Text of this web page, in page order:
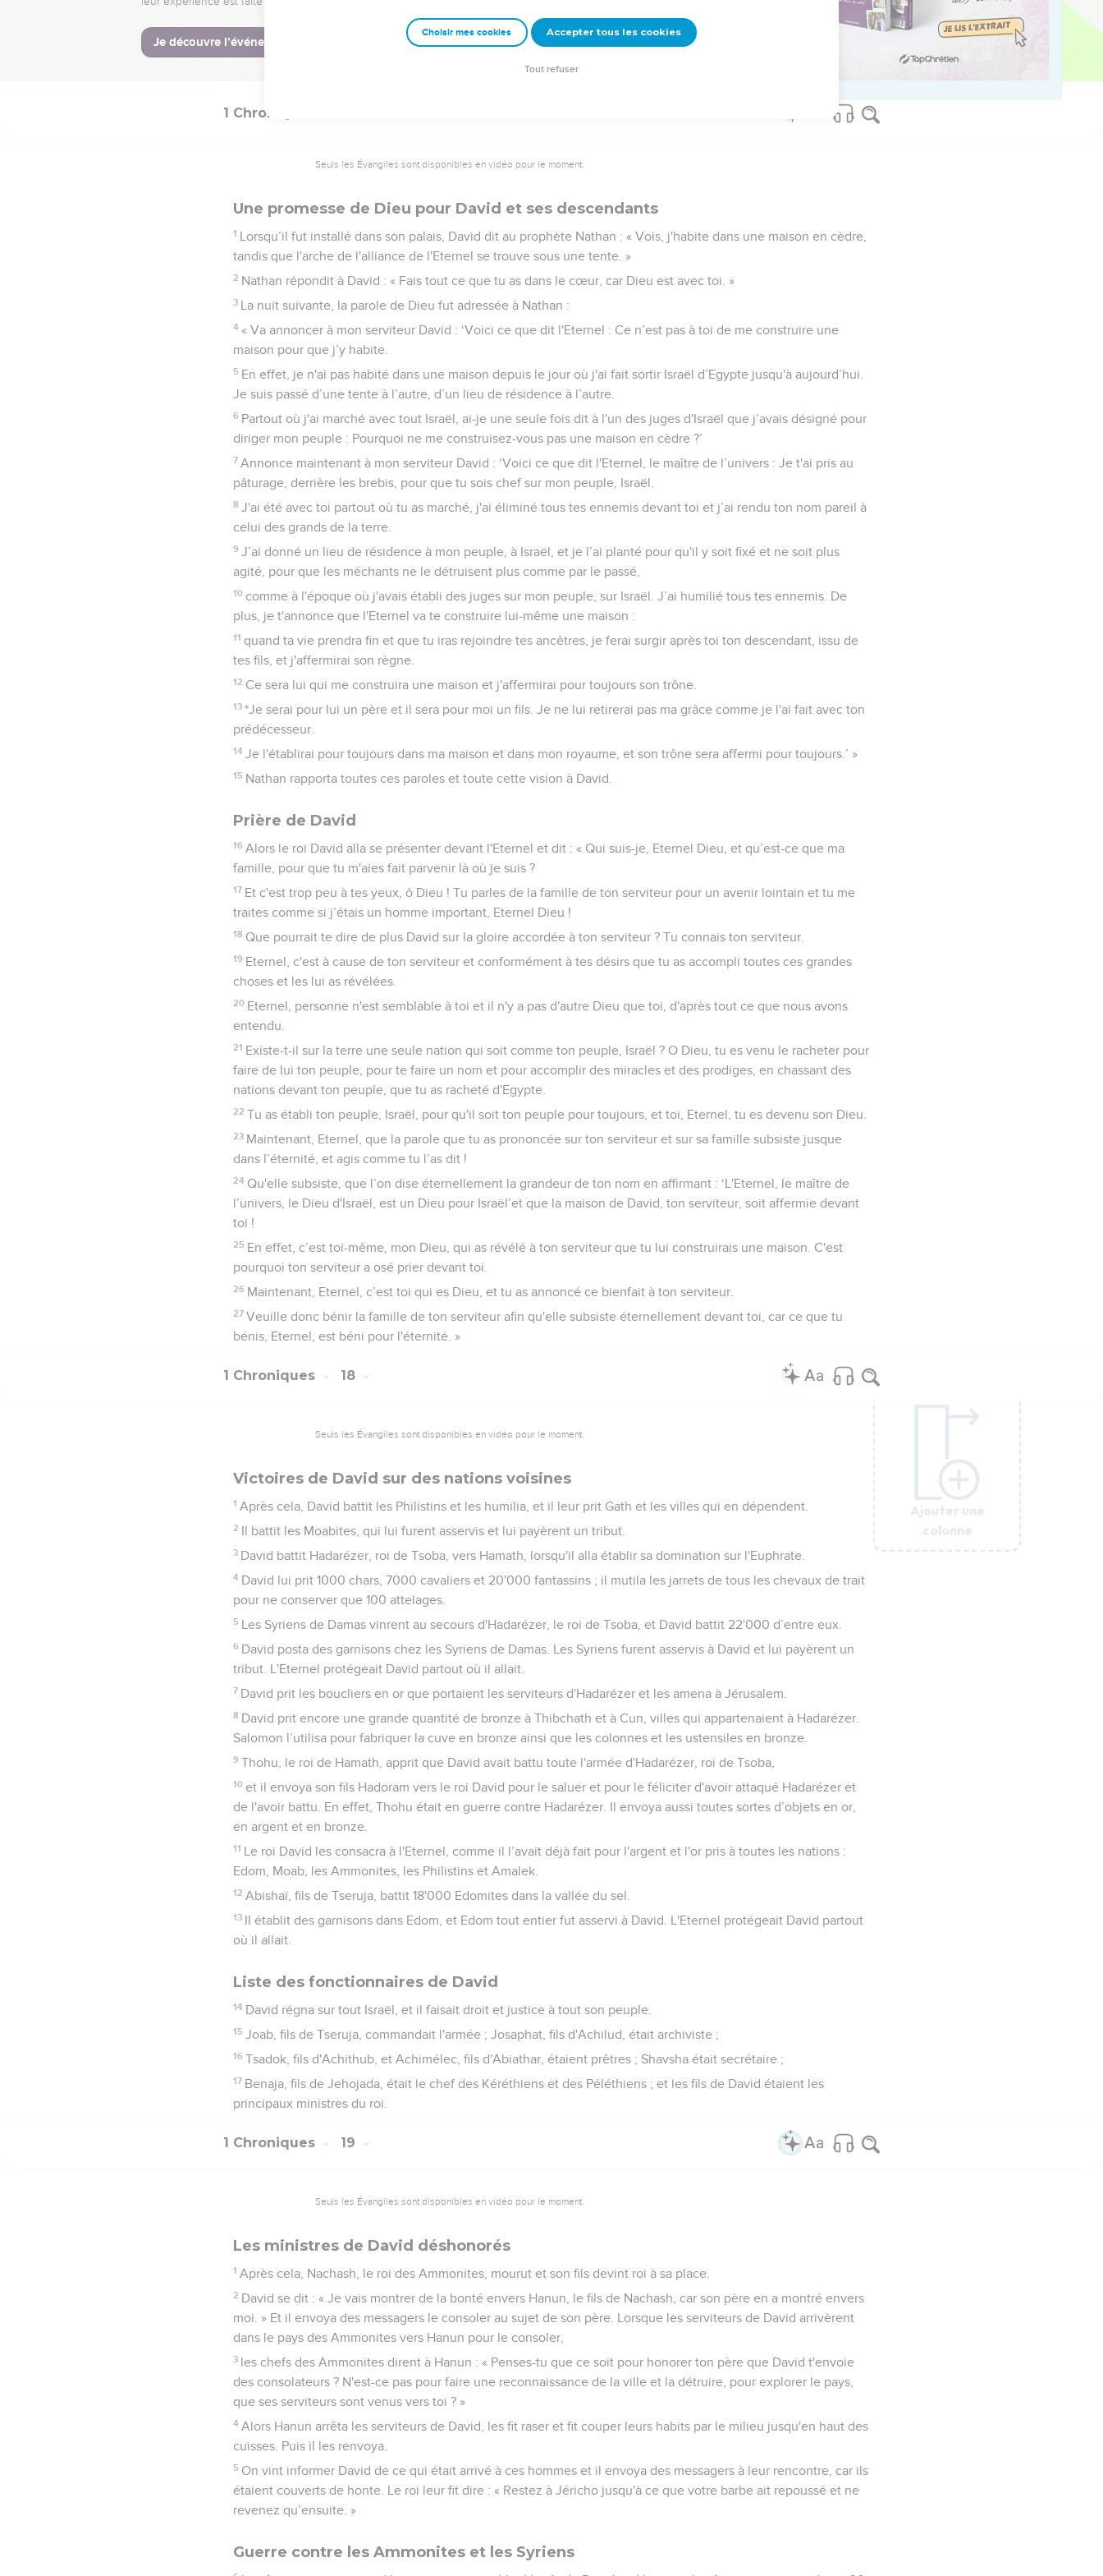
Héman et Jeduthun avaient la charge des trompettes et des cymbales à faire retentir, ainsi que des
instruments pour les chants en l'honneur de Dieu. Quant aux fils de Jeduthun, ils étaient portiers.
Tout le peuple repartit, chacun chez soi, et David retourna chez lui pour bénir sa famille.
Ajouter une
colonne
1 Chroniques
Seuls les Évangiles sont disponibles en vidéo pour le moment.
Une promesse de Dieu pour David et ses descendants
1 Lorsqu’il fut installé dans son palais, David dit au prophète Nathan : « Vois, j'habite dans une maison en cèdre,
tandis que l'arche de l'alliance de l'Eternel se trouve sous une tente. »
2 Nathan répondit à David : « Fais tout ce que tu as dans le cœur, car Dieu est avec toi. »
3 La nuit suivante, la parole de Dieu fut adressée à Nathan :
4 « Va annoncer à mon serviteur David : ‘Voici ce que dit l'Eternel : Ce n’est pas à toi de me construire une
maison pour que j’y habite.
5 En effet, je n'ai pas habité dans une maison depuis le jour où j'ai fait sortir Israël d’Egypte jusqu'à aujourd’hui.
Je suis passé d’une tente à l’autre, d’un lieu de résidence à l’autre.
6 Partout où j'ai marché avec tout Israël, ai-je une seule fois dit à l'un des juges d'Israël que j’avais désigné pour
diriger mon peuple : Pourquoi ne me construisez-vous pas une maison en cèdre ?’
7 Annonce maintenant à mon serviteur David : ‘Voici ce que dit l'Eternel, le maître de l’univers : Je t'ai pris au
pâturage, derrière les brebis, pour que tu sois chef sur mon peuple, Israël.
8 J'ai été avec toi partout où tu as marché, j'ai éliminé tous tes ennemis devant toi et j’ai rendu ton nom pareil à
celui des grands de la terre.
9 J’ai donné un lieu de résidence à mon peuple, à Israël, et je l’ai planté pour qu'il y soit fixé et ne soit plus
agité, pour que les méchants ne le détruisent plus comme par le passé,
10 comme à l'époque où j'avais établi des juges sur mon peuple, sur Israël. J’ai humilié tous tes ennemis. De
plus, je t'annonce que l'Eternel va te construire lui-même une maison :
11 quand ta vie prendra fin et que tu iras rejoindre tes ancêtres, je ferai surgir après toi ton descendant, issu de
tes fils, et j'affermirai son règne.
12 Ce sera lui qui me construira une maison et j'affermirai pour toujours son trône.
13 *Je serai pour lui un père et il sera pour moi un fils. Je ne lui retirerai pas ma grâce comme je l'ai fait avec ton
prédécesseur.
14 Je l'établirai pour toujours dans ma maison et dans mon royaume, et son trône sera affermi pour toujours.’ »
15 Nathan rapporta toutes ces paroles et toute cette vision à David.
Prière de David
16 Alors le roi David alla se présenter devant l'Eternel et dit : « Qui suis-je, Eternel Dieu, et qu’est-ce que ma
famille, pour que tu m'aies fait parvenir là où je suis ?
17 Et c'est trop peu à tes yeux, ô Dieu ! Tu parles de la famille de ton serviteur pour un avenir lointain et tu me
traites comme si j’étais un homme important, Eternel Dieu !
18 Que pourrait te dire de plus David sur la gloire accordée à ton serviteur ? Tu connais ton serviteur.
19 Eternel, c'est à cause de ton serviteur et conformément à tes désirs que tu as accompli toutes ces grandes
choses et les lui as révélées.
20 Eternel, personne n'est semblable à toi et il n'y a pas d'autre Dieu que toi, d'après tout ce que nous avons
entendu.
21 Existe-t-il sur la terre une seule nation qui soit comme ton peuple, Israël ? O Dieu, tu es venu le racheter pour
faire de lui ton peuple, pour te faire un nom et pour accomplir des miracles et des prodiges, en chassant des
nations devant ton peuple, que tu as racheté d'Egypte.
22 Tu as établi ton peuple, Israël, pour qu'il soit ton peuple pour toujours, et toi, Eternel, tu es devenu son Dieu.
23 Maintenant, Eternel, que la parole que tu as prononcée sur ton serviteur et sur sa famille subsiste jusque
dans l’éternité, et agis comme tu l’as dit !
24 Qu'elle subsiste, que l’on dise éternellement la grandeur de ton nom en affirmant : ‘L'Eternel, le maître de
l’univers, le Dieu d'Israël, est un Dieu pour Israël’et que la maison de David, ton serviteur, soit affermie devant
toi !
25 En effet, c’est toi-même, mon Dieu, qui as révélé à ton serviteur que tu lui construirais une maison. C'est
pourquoi ton serviteur a osé prier devant toi.
26 Maintenant, Eternel, c’est toi qui es Dieu, et tu as annoncé ce bienfait à ton serviteur.
27 Veuille donc bénir la famille de ton serviteur afin qu'elle subsiste éternellement devant toi, car ce que tu
bénis, Eternel, est béni pour l'éternité. »
Ajouter une
colonne
1 Chroniques 18
Seuls les Évangiles sont disponibles en vidéo pour le moment.
Victoires de David sur des nations voisines
1 Après cela, David battit les Philistins et les humilia, et il leur prit Gath et les villes qui en dépendent.
2 Il battit les Moabites, qui lui furent asservis et lui payèrent un tribut.
3 David battit Hadarézer, roi de Tsoba, vers Hamath, lorsqu'il alla établir sa domination sur l'Euphrate.
4 David lui prit 1000 chars, 7000 cavaliers et 20'000 fantassins ; il mutila les jarrets de tous les chevaux de trait
pour ne conserver que 100 attelages.
5 Les Syriens de Damas vinrent au secours d'Hadarézer, le roi de Tsoba, et David battit 22'000 d’entre eux.
6 David posta des garnisons chez les Syriens de Damas. Les Syriens furent asservis à David et lui payèrent un
tribut. L'Eternel protégeait David partout où il allait.
7 David prit les boucliers en or que portaient les serviteurs d'Hadarézer et les amena à Jérusalem.
8 David prit encore une grande quantité de bronze à Thibchath et à Cun, villes qui appartenaient à Hadarézer.
Salomon l’utilisa pour fabriquer la cuve en bronze ainsi que les colonnes et les ustensiles en bronze.
9 Thohu, le roi de Hamath, apprit que David avait battu toute l'armée d'Hadarézer, roi de Tsoba,
10 et il envoya son fils Hadoram vers le roi David pour le saluer et pour le féliciter d'avoir attaqué Hadarézer et
de l'avoir battu. En effet, Thohu était en guerre contre Hadarézer. Il envoya aussi toutes sortes d’objets en or,
en argent et en bronze.
11 Le roi David les consacra à l'Eternel, comme il l’avait déjà fait pour l'argent et l'or pris à toutes les nations :
Edom, Moab, les Ammonites, les Philistins et Amalek.
12 Abishaï, fils de Tseruja, battit 18'000 Edomites dans la vallée du sel.
13 Il établit des garnisons dans Edom, et Edom tout entier fut asservi à David. L'Eternel protégeait David partout
où il allait.
Liste des fonctionnaires de David
14 David régna sur tout Israël, et il faisait droit et justice à tout son peuple.
15 Joab, fils de Tseruja, commandait l'armée ; Josaphat, fils d'Achilud, était archiviste ;
16 Tsadok, fils d'Achithub, et Achimélec, fils d'Abiathar, étaient prêtres ; Shavsha était secrétaire ;
17 Benaja, fils de Jehojada, était le chef des Kéréthiens et des Péléthiens ; et les fils de David étaient les
principaux ministres du roi.
Ajouter une
colonne
1 Chroniques 19
Seuls les Évangiles sont disponibles en vidéo pour le moment.
Les ministres de David déshonorés
1 Après cela, Nachash, le roi des Ammonites, mourut et son fils devint roi à sa place.
2 David se dit : « Je vais montrer de la bonté envers Hanun, le fils de Nachash, car son père en a montré envers
moi. » Et il envoya des messagers le consoler au sujet de son père. Lorsque les serviteurs de David arrivèrent
dans le pays des Ammonites vers Hanun pour le consoler,
3 les chefs des Ammonites dirent à Hanun : « Penses-tu que ce soit pour honorer ton père que David t'envoie
des consolateurs ? N'est-ce pas pour faire une reconnaissance de la ville et la détruire, pour explorer le pays,
que ses serviteurs sont venus vers toi ? »
4 Alors Hanun arrêta les serviteurs de David, les fit raser et fit couper leurs habits par le milieu jusqu'en haut des
cuisses. Puis il les renvoya.
5 On vint informer David de ce qui était arrivé à ces hommes et il envoya des messagers à leur rencontre, car ils
étaient couverts de honte. Le roi leur fit dire : « Restez à Jéricho jusqu'à ce que votre barbe ait repoussé et ne
revenez qu’ensuite. »
Guerre contre les Ammonites et les Syriens
Ajouter une
colonne
Ajouter une
colonne
Ajouter une
colonne
Ajouter une
colonne
Choisir mes cookies Accepter tous les cookies
Tout refuser